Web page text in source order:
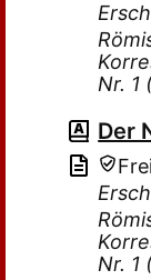
Nr. 1
Der
Nr. 1